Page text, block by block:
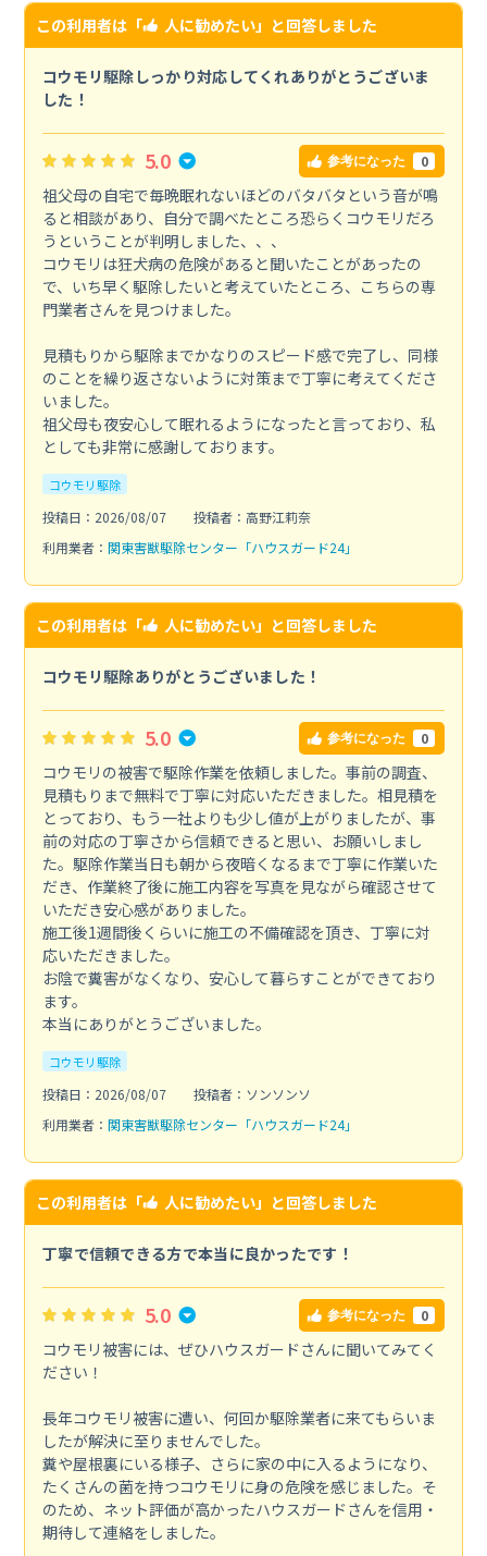
この利用者は「 人に勧めたい」と回答しました
コウモリ駆除しっかり対応してくれありがとうございま
した！
5.0 参考になった 0
祖父母の自宅で毎晩眠れないほどのバタバタという音が鳴
ると相談があり、自分で調べたところ恐らくコウモリだろ
うということが判明しました、、、
コウモリは狂犬病の危険があると聞いたことがあったの
で、いち早く駆除したいと考えていたところ、こちらの専
門業者さんを見つけました。
見積もりから駆除までかなりのスピード感で完了し、同様
のことを繰り返さないように対策まで丁寧に考えてくださ
いました。
祖父母も夜安心して眠れるようになったと言っており、私
としても非常に感謝しております。
コウモリ駆除
投稿日：2026/08/07
投稿者：高野江莉奈
利用業者： 関東害獣駆除センター「ハウスガード24」
この利用者は「 人に勧めたい」と回答しました
コウモリ駆除ありがとうございました！
5.0 参考になった 0
コウモリの被害で駆除作業を依頼しました。事前の調査、
見積もりまで無料で丁寧に対応いただきました。相見積を
とっており、もう一社よりも少し値が上がりましたが、事
前の対応の丁寧さから信頼できると思い、お願いしまし
た。駆除作業当日も朝から夜暗くなるまで丁寧に作業いた
だき、作業終了後に施工内容を写真を見ながら確認させて
いただき安心感がありました。
施工後1週間後くらいに施工の不備確認を頂き、丁寧に対
応いただきました。
お陰で糞害がなくなり、安心して暮らすことができており
ます。
本当にありがとうございました。
コウモリ駆除
投稿日：2026/08/07
投稿者：ソンソンソ
利用業者： 関東害獣駆除センター「ハウスガード24」
この利用者は「 人に勧めたい」と回答しました
丁寧で信頼できる方で本当に良かったです！
5.0 参考になった 0
コウモリ被害には、ぜひハウスガードさんに聞いてみてく
ださい！
長年コウモリ被害に遭い、何回か駆除業者に来てもらいま
したが解決に至りませんでした。
糞や屋根裏にいる様子、さらに家の中に入るようになり、
たくさんの菌を持つコウモリに身の危険を感じました。そ
のため、ネット評価が高かったハウスガードさんを信用・
期待して連絡をしました。